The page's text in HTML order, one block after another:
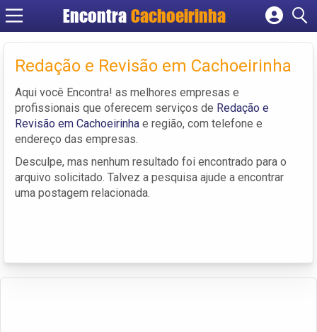
Encontra Cachoeirinha
Cadastrar empresa
Fazer login
Criar conta
Redação e Revisão em Cachoeirinha
Aqui você Encontra! as melhores empresas e
profissionais que oferecem serviços de Redação e
Revisão em Cachoeirinha e região, com telefone e
endereço das empresas.
Desculpe, mas nenhum resultado foi encontrado para o
arquivo solicitado. Talvez a pesquisa ajude a encontrar
uma postagem relacionada.